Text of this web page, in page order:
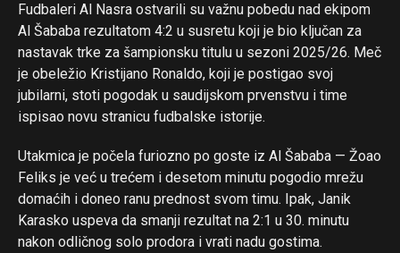
Fudbaleri Al Nasra ostvarili su važnu pobedu nad ekipom
Al Šababa rezultatom 4:2 u susretu koji je bio ključan za
nastavak trke za šampionsku titulu u sezoni 2025/26. Meč
je obeležio Kristijano Ronaldo, koji je postigao svoj
jubilarni, stoti pogodak u saudijskom prvenstvu i time
ispisao novu stranicu fudbalske istorije.
Utakmica je počela furiozno po goste iz Al Šababa — Žoao
Feliks je već u trećem i desetom minutu pogodio mrežu
domaćih i doneo ranu prednost svom timu. Ipak, Janik
Karasko uspeva da smanji rezultat na 2:1 u 30. minutu
nakon odličnog solo prodora i vrati nadu gostima.